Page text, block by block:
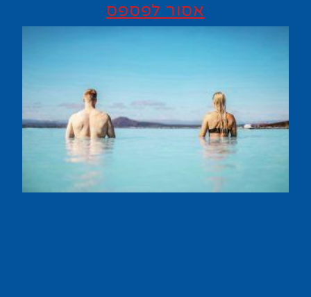
אסור לפספס